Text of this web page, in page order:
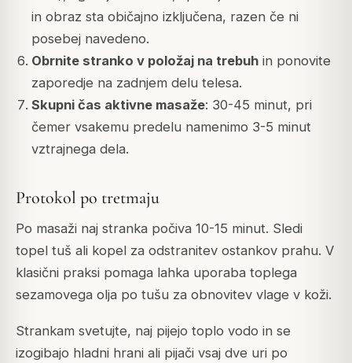
in obraz sta običajno izključena, razen če ni
posebej navedeno.
Obrnite stranko v položaj na trebuhin ponovite
zaporedje na zadnjem delu telesa.
Skupni čas aktivne masaže: 30-45 minut, pri
čemer vsakemu predelu namenimo 3-5 minut
vztrajnega dela.
Protokol po tretmaju
Po masaži naj stranka počiva 10-15 minut. Sledi
topel tuš ali kopel za odstranitev ostankov prahu. V
klasični praksi pomaga lahka uporaba toplega
sezamovega olja po tušu za obnovitev vlage v koži.
Strankam svetujte, naj pijejo toplo vodo in se
izogibajo hladni hrani ali pijači vsaj dve uri po